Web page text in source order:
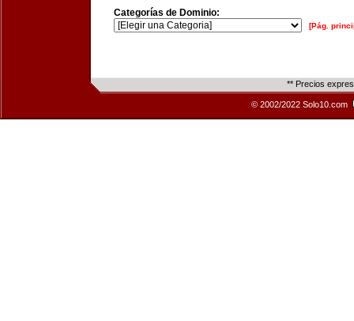
Categorías de Dominio:
[Pág.
** Precios
© 2002/2022 Solo10.com